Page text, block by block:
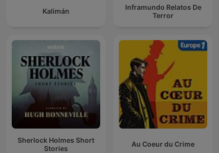
Kalimán
Inframundo Relatos De
Terror
Sherlock Holmes Short
Stories
Au Coeur du Crime